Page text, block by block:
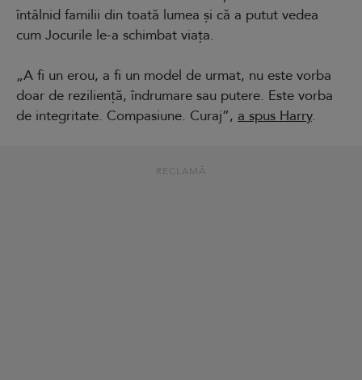
întâlnid familii din toată lumea și că a putut vedea
cum Jocurile le-a schimbat viața.
„A fi un erou, a fi un model de urmat, nu este vorba
doar de reziliență, îndrumare sau putere. Este vorba
de integritate. Compasiune. Curaj”, a spus Harry.
RECLAMĂ